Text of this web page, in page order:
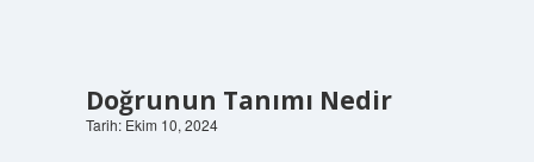
Doğrunun Tanımı Nedir
Tarih: Ekim 10, 2024